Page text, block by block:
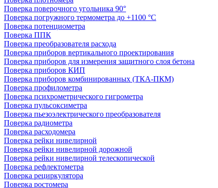
Поверка поверочного угольника 90°
Поверка погружного термометра до +1100 °С
Поверка потенциометра
Поверка ППК
Поверка преобразователя расхода
Поверка приборов вертикального проектирования
Поверка приборов для измерения защитного слоя бетона
Поверка приборов КИП
Поверка приборов комбинированных (ТКА-ПКМ)
Поверка профилометра
Поверка психрометрического гигрометра
Поверка пульсоксиметра
Поверка пьезоэлектрического преобразователя
Поверка радиометра
Поверка расходомера
Поверка рейки нивелирной
Поверка рейки нивелирной дорожной
Поверка рейки нивелирной телескопической
Поверка рефлектометра
Поверка рециркулятора
Поверка ростомера